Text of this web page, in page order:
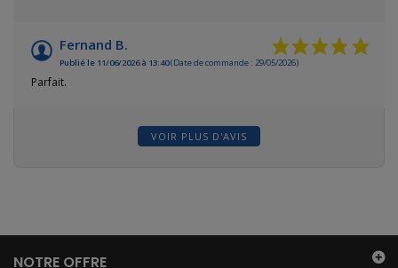
Fernand B.
Publié le 11/06/2026 à 13:40(Date de commande : 29/05/2026)
Parfait.
VOIR PLUS D'AVIS
NOTRE OFFRE